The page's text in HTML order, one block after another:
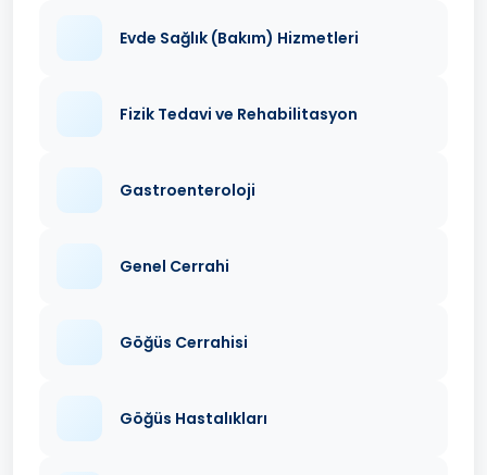
Evde Sağlık (Bakım) Hizmetleri
Fizik Tedavi ve Rehabilitasyon
Gastroenteroloji
Genel Cerrahi
Göğüs Cerrahisi
Göğüs Hastalıkları